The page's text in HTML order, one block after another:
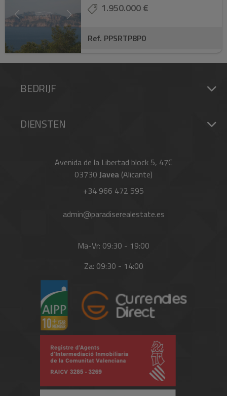
1.950.000 €
Ref. PPSRTP8P0
BEDRIJF
DIENSTEN
Avenida de la Libertad block 5, 47C
03730 Javea (Alicante)
+34 966 472 595
admin@paradiserealestate.es
Ma-Vr: 09:30 - 19:00
Za: 09:30 - 14:00